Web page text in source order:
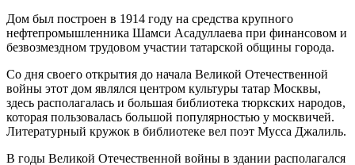
Дом был построен в 1914 году на средства крупного
нефтепромышленника Шамси Асадуллаева при финансовом и
безвозмездном трудовом участии татарской общины города.
Со дня своего открытия до начала Великой Отечественной
войны этот дом являлся центром культуры татар Москвы,
здесь располагалась и большая библиотека тюркских народов,
которая пользовалась большой популярностью у москвичей.
Литературный кружок в библиотеке вел поэт Мусса Джалиль.
В годы Великой Отечественной войны в здании располагался